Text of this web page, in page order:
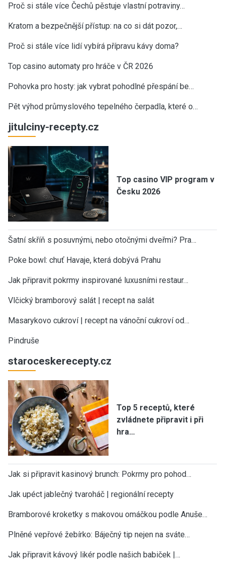
Proč si stále více Čechů pěstuje vlastní potraviny…
Kratom a bezpečnější přístup: na co si dát pozor,…
Proč si stále více lidí vybírá přípravu kávy doma?
Top casino automaty pro hráče v ČR 2026
Pohovka pro hosty: jak vybrat pohodlné přespání be…
Pět výhod průmyslového tepelného čerpadla, které o…
jitulciny-recepty.cz
Top casino VIP program v
Česku 2026
Šatní skříň s posuvnými, nebo otočnými dveřmi? Pra…
Poke bowl: chuť Havaje, která dobývá Prahu
Jak připravit pokrmy inspirované luxusními restaur…
Vlčický bramborový salát | recept na salát
Masarykovo cukroví | recept na vánoční cukroví od…
Pindruše
staroceskerecepty.cz
Top 5 receptů, které
zvládnete připravit i při
hra…
Jak si připravit kasinový brunch: Pokrmy pro pohod…
Jak upéct jablečný tvaroháč | regionální recepty
Bramborové kroketky s makovou omáčkou podle Anuše…
Plněné vepřové žebírko: Báječný tip nejen na sváte…
Jak připravit kávový likér podle našich babiček |…